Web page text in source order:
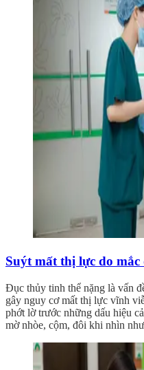
Suýt mất thị lực do
Đục thủy tinh thể nặng là vấn
gây nguy cơ mất thị lực vĩnh
phớt lờ trước những dấu hiệu
mờ nhòe, cộm, đôi khi nhìn